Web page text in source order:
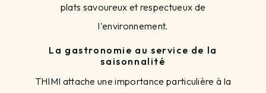
plats savoureux et respectueux de
l'environnement.
La gastronomie au service de la
saisonnalité
THIMI attache une importance particulière à la